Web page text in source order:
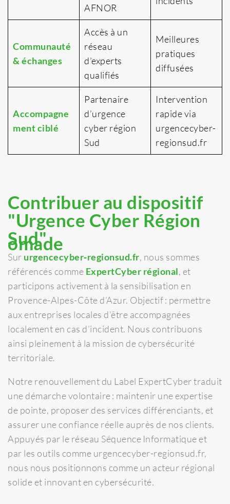
AFNOR
Communauté
& échanges
Accès à un
réseau
d’experts
qualifiés
Meilleures
pratiques
diffusées
Accompagne
ment ciblé
Partenaire
d’urgence
cyber région
Sud
Intervention
rapide via
urgencecyber-
regionsud.fr
Contribuer au dispositif
"Urgence Cyber Région
Sud"
omade
Sur urgencecyber‑regionsud.fr, nous sommes
référencés comme ExpertCyber régional, et
participons activement à la sensibilisation en
Provence-Alpes-Côte d’Azur. Objectif : permettre
aux entreprises locales d’être accompagnées
localement en cas d’incident. Nous contribuons
ainsi pleinement à la mission de cybersécurité
territoriale.
Notre renouvellement du Label ExpertCyber traduit
une démarche volontaire : maintenir une expertise
de pointe, proposer des services différenciants, et
assurer une confiance réelle auprès de nos clients.
Appuyés par le réseau Séquence Informatique et
par les outils comme urgencecyber-regionsud.fr,
nous nous positionnons comme un acteur régional
solide et innovant en cybersécurité.